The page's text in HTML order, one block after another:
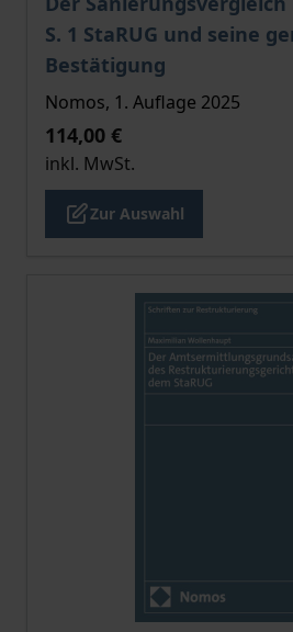
S. 1 StaRUG und seine
Bestätigung
Nomos, 1. Auflage 2025
114,00 €
inkl. MwSt.
Zur Auswahl